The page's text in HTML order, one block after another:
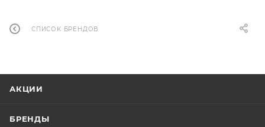
СПИСОК БРЕНДОВ
АКЦИИ
БРЕНДЫ